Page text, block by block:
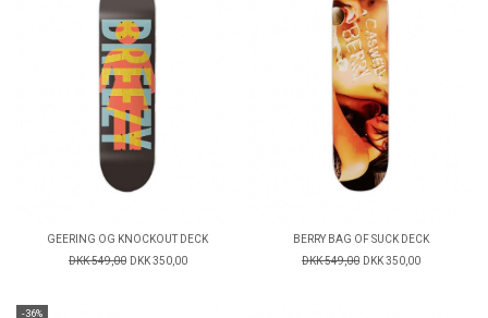
GEERING OG KNOCKOUT DECK
DKK 549,00 DKK 350,00
BERRY BAG OF SUCK DECK
DKK 549,00 DKK 350,00
-36%